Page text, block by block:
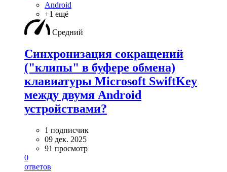
Android
+1 ещё
Средний
Синхронизация сокращений
("клипы" в буфере обмена)
клавиатуры Microsoft SwiftKey
между двумя Android
устройствами?
1 подписчик
09 дек. 2025
91 просмотр
0
ответов